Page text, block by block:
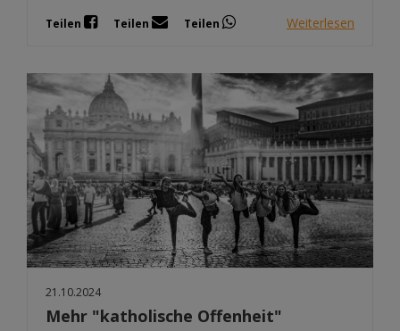
Teilen Teilen Teilen Weiterlesen
21.10.2024
Mehr "katholische Offenheit"